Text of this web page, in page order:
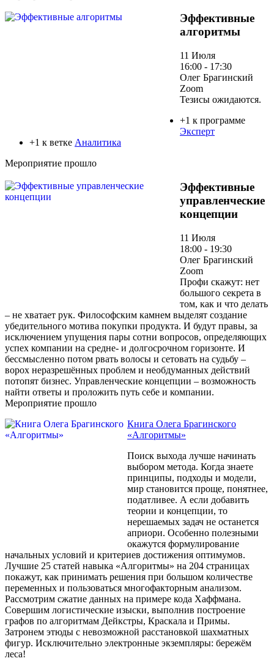
Эффективные
алгоритмы
11 Июля
16:00 - 17:30
Олег Брагинский
Zoom
Тезисы ожидаются.
+1 к программе
Эксперт
+1 к ветке Аналитика
Мероприятие прошло
Эффективные
управленческие
концепции
11 Июля
18:00 - 19:30
Олег Брагинский
Zoom
Профи скажут: нет
большого секрета в
том, как и что делать
– не хватает рук. Философским камнем выделят создание
убедительного мотива покупки продукта. И будут правы, за
исключением упущения пары сотни вопросов, определяющих
успех компании на средне- и долгосрочном горизонте. И
бессмысленно потом рвать волосы и сетовать на судьбу –
ворох неразрешённых проблем и необдуманных действий
потопят бизнес. Управленческие концепции – возможность
найти ответы и проложить путь себе и компании.
Мероприятие прошло
Книга Олега Брагинского
«Алгоритмы»
Поиск выхода лучше начинать
выбором метода. Когда знаете
принципы, подходы и модели,
мир становится проще, понятнее,
податливее. А если добавить
теории и концепции, то
нерешаемых задач не останется
априори. Особенно полезными
окажутся формулирование
начальных условий и критериев достижения оптимумов.
Лучшие 25 статей навыка «Алгоритмы» на 204 страницах
покажут, как принимать решения при большом количестве
переменных и пользоваться многофакторным анализом.
Рассмотрим сжатие данных на примере кода Хаффмана.
Совершим логистические изыски, выполнив построение
графов по алгоритмам Дейкстры, Краскала и Примы.
Затронем этюды с невозможной расстановкой шахматных
фигур. Исключительно электронные экземпляры: бережём
леса!